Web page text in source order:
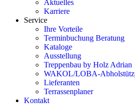
Aktuelles
Karriere
Service
Ihre Vorteile
Terminbuchung Beratung
Kataloge
Ausstellung
Treppenbau by Holz Adrian
WAKOL/LOBA-
Lieferanten
Terrassenplaner
Kontakt